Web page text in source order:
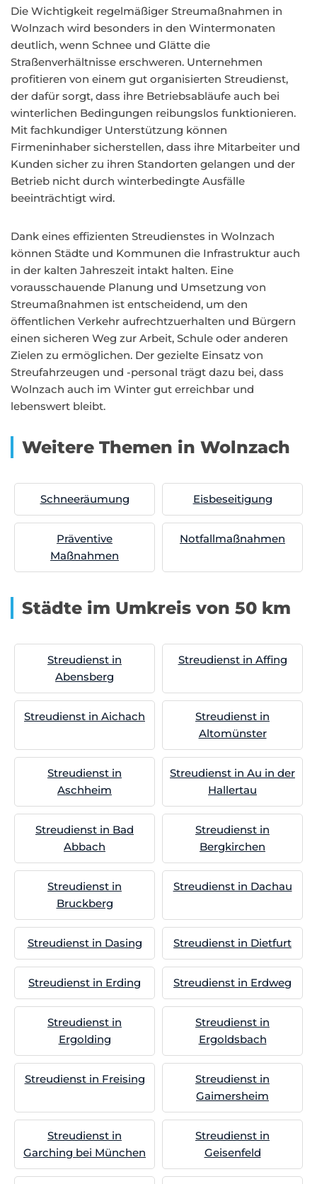
Die Wichtigkeit regelmäßiger Streumaßnahmen in
Wolnzach wird besonders in den Wintermonaten
deutlich, wenn Schnee und Glätte die
Straßenverhältnisse erschweren. Unternehmen
profitieren von einem gut organisierten Streudienst,
der dafür sorgt, dass ihre Betriebsabläufe auch bei
winterlichen Bedingungen reibungslos funktionieren.
Mit fachkundiger Unterstützung können
Firmeninhaber sicherstellen, dass ihre Mitarbeiter und
Kunden sicher zu ihren Standorten gelangen und der
Betrieb nicht durch winterbedingte Ausfälle
beeinträchtigt wird.
Dank eines effizienten Streudienstes in Wolnzach
können Städte und Kommunen die Infrastruktur auch
in der kalten Jahreszeit intakt halten. Eine
vorausschauende Planung und Umsetzung von
Streumaßnahmen ist entscheidend, um den
öffentlichen Verkehr aufrechtzuerhalten und Bürgern
einen sicheren Weg zur Arbeit, Schule oder anderen
Zielen zu ermöglichen. Der gezielte Einsatz von
Streufahrzeugen und -personal trägt dazu bei, dass
Wolnzach auch im Winter gut erreichbar und
lebenswert bleibt.
Weitere Themen in Wolnzach
Schneeräumung Eisbeseitigung
Präventive
Maßnahmen
Notfallmaßnahmen
Städte im Umkreis von 50 km
Streudienst in
Abensberg
Streudienst in Affing
Streudienst in Aichach
Streudienst in
Altomünster
Streudienst in
Aschheim
Streudienst in Au in der
Hallertau
Streudienst in Bad
Abbach
Streudienst in
Bergkirchen
Streudienst in
Bruckberg
Streudienst in Dachau
Streudienst in Dasing Streudienst in Dietfurt
Streudienst in Erding Streudienst in Erdweg
Streudienst in
Ergolding
Streudienst in
Ergoldsbach
Streudienst in Freising
Streudienst in
Gaimersheim
Streudienst in
Garching bei München
Streudienst in
Geisenfeld